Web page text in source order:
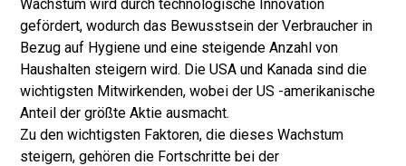
Wachstum wird durch technologische Innovation
gefördert, wodurch das Bewusstsein der Verbraucher in
Bezug auf Hygiene und eine steigende Anzahl von
Haushalten steigern wird. Die USA und Kanada sind die
wichtigsten Mitwirkenden, wobei der US -amerikanische
Anteil der größte Aktie ausmacht.
Zu den wichtigsten Faktoren, die dieses Wachstum
steigern, gehören die Fortschritte bei der